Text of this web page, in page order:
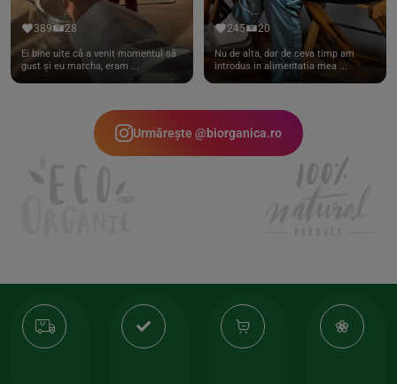
389 28
Ei bine uite că a venit momentul să
gust și eu matcha, eram ...
245 20
Nu de alta, dar de ceva timp am
introdus in alimentatia mea ...
Urmărește @biorganica.ro
Transport
gratuit
Produse
calitate